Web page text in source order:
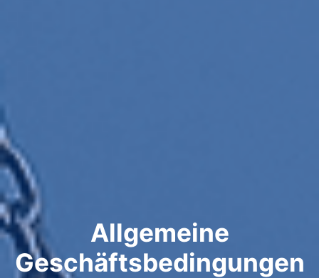
Allgemeine
Geschäftsbedingungen